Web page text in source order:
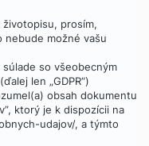
prosím,
možné vašu
so všeobecným
len „GDPR“)
obsah dokumentu
ktorý je k dispozícii na
udajov/, a týmto